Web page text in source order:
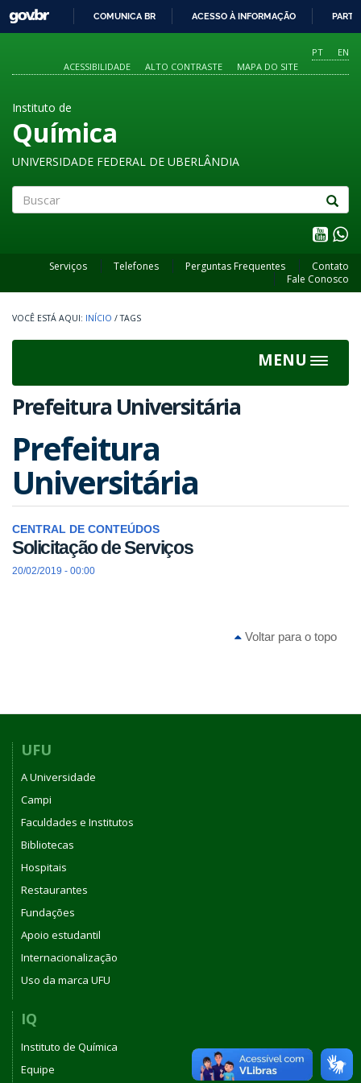
O
CONTEÚDO
GOVBR
COMUNICA BR ACESSO À INFORMAÇÃO
PT
EN
ACESSIBILIDADE
ALTO CONTRASTE MAPA DO SITE
Instituto de
Química
UNIVERSIDADE FEDERAL DE UBERLÂNDIA
Serviços Telefones Perguntas Frequentes
Contato
Fale Conosco
INÍCIO / TAGS
MENU
Toggle
Prefeitura Universitária
Prefeitura
Universitária
CENTRAL DE CONTEÚDOS
Solicitação de Serviços
20/02/2019 - 00:00
Voltar para o topo
UFU
A Universidade
Campi
Faculdades e Institutos
Bibliotecas
Hospitais
Restaurantes
Fundações
Apoio estudantil
Internacionalização
Uso da marca UFU
IQ
Instituto de Química
Equipe